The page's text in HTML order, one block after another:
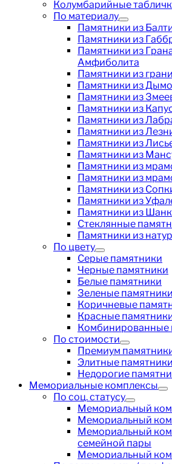
Колумбарийные
По материалу
Памятники из
Памятники из
Памятники из
Амфиболита
Памятники из
Памятники из
Памятники из
Памятники из
Памятники из
Памятники из
Памятники из
Памятники из
Памятники из
Памятники из
Памятники из
Памятники из
Памятники из
Стеклянные
Памятники из
По цвету
Серые памятники
Черные памятники
Белые памятники
Зеленые памятники
Коричневые
Красные
Комбинированные
По стоимости
Премиум
Элитные памятники
Недорогие
Мемориальные комплексы
По соц. статусу
Мемориальный
Мемориальный
Мемориальный
семейной пары
Мемориальный